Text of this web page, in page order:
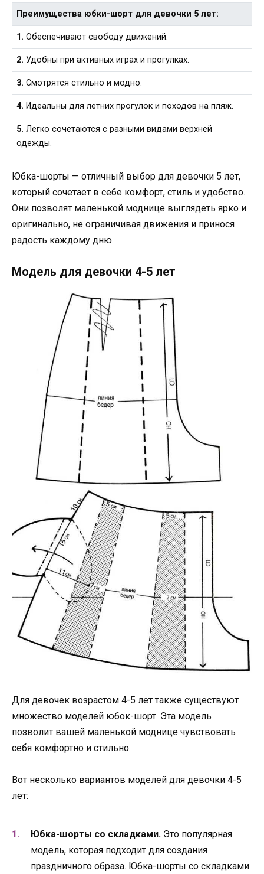
Преимущества юбки-шорт для девочки 5 лет:
1. Обеспечивают свободу движений.
2. Удобны при активных играх и прогулках.
3. Смотрятся стильно и модно.
4. Идеальны для летних прогулок и походов на пляж.
5. Легко сочетаются с разными видами верхней
одежды.
Юбка-шорты — отличный выбор для девочки 5 лет,
который сочетает в себе комфорт, стиль и удобство.
Они позволят маленькой моднице выглядеть ярко и
оригинально, не ограничивая движения и принося
радость каждому дню.
Модель для девочки 4-5 лет
Для девочек возрастом 4-5 лет также существуют
множество моделей юбок-шорт. Эта модель
позволит вашей маленькой моднице чувствовать
себя комфортно и стильно.
Вот несколько вариантов моделей для девочки 4-5
лет:
Юбка-шорты со складками. Это популярная
модель, которая подходит для создания
праздничного образа. Юбка-шорты со складками